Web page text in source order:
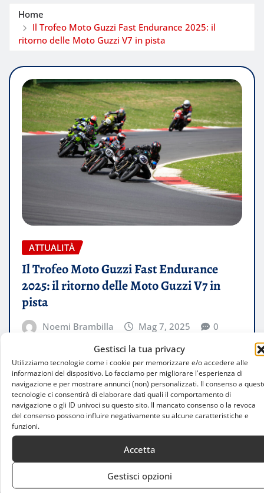
Gestisci la tua privacy
Utilizziamo tecnologie come i cookie per memorizzare e/o accedere alle
informazioni del dispositivo. Lo facciamo per migliorare l'esperienza di
navigazione e per mostrare annunci (non) personalizzati. Il consenso a
tecnologie ci consentirà di elaborare dati quali il comportamento di
navigazione o gli ID univoci su questo sito. Il mancato consenso o la revoca
del consenso possono influire negativamente su alcune caratteristiche e
funzioni.
Accetta
Gestisci opzioni
Home
Il Trofeo Moto Guzzi Fast Endurance 2025: il
ritorno delle Moto Guzzi V7 in pista
ATTUALITÀ
Il Trofeo Moto Guzzi Fast Endurance
2025: il ritorno delle Moto Guzzi V7 in
pista
Noemi Brambilla Mag 7, 2025 0
La settima edizione del Trofeo Moto Guzzi Fast
Endurance è finalmente partita, e con essa è
tornata l’emozione delle competizioni…
LEGGI TUTTO